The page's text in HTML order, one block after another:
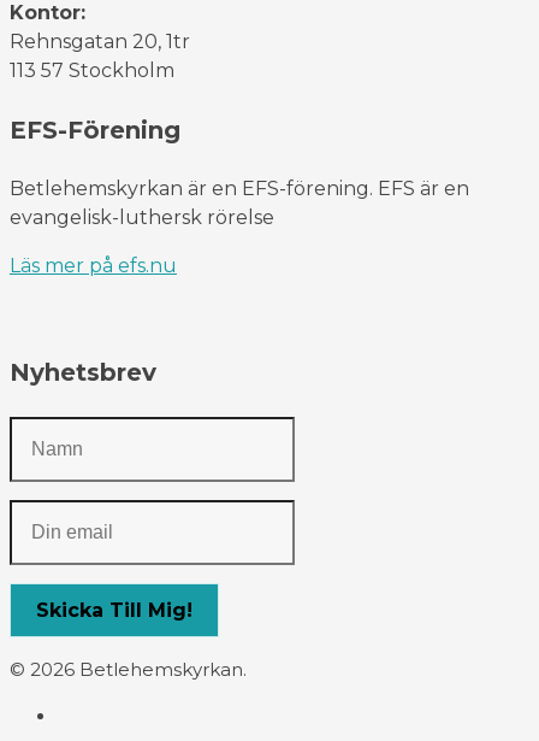
Kontor:
Rehnsgatan 20, 1tr
113 57 Stockholm
EFS-Förening
Betlehemskyrkan är en EFS-förening. EFS är en
evangelisk-luthersk rörelse
Läs mer på efs.nu
Nyhetsbrev
© 2026 Betlehemskyrkan.